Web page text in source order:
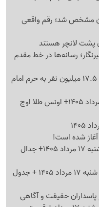
مشخص شد؛ رقم واقعی
پشت لانچر هستند
رسانه‌ها در خط مقدم
رکورد حضور زائران اربعین در نجف؛ 17.5 میلیون نفر به حرم امام
قیمت طلای جهانی امروز شنبه 17 مرداد 1405+ اونس طلا اوج
آغاز شده است!
پیش ‌بینی قیمت دلار، طلا و سکه شنبه 17 مرداد 1405+ جدال
قیمت خودرو داخلی و خارجی امروز شنبه 17 مرداد 1405 + جدول